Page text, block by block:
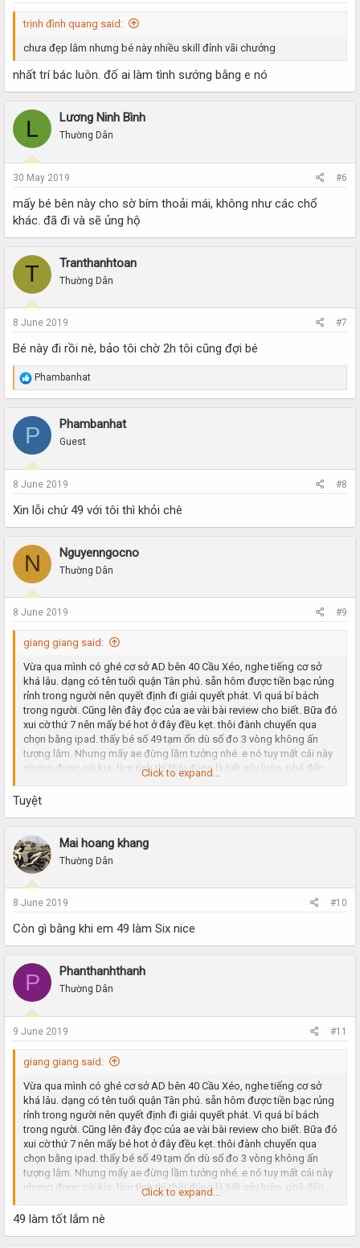
trịnh đình quang said:
chưa đẹp lắm nhưng bé này nhiều skill đỉnh vãi chưởng
nhất trí bác luôn. đố ai làm tình sướng bằng e nó
L Lương Ninh Bình
Thường Dân
30 May 2019 #6
mấy bé bên này cho sờ bím thoải mái, không như các chổ
khác. đã đi và sẽ ủng hộ
T Tranthanhtoan
Thường Dân
8 June 2019 #7
Bé này đi rồi nè, bảo tôi chờ 2h tôi cũng đợi bé
R
e
a
c
t
o
n
s
Phambanhat
P Phambanhat
Guest
8 June 2019 #8
Xin lỗi chứ 49 với tôi thì khỏi chê
N Nguyenngocno
Thường Dân
8 June 2019 #9
giang giang said:
Vừa qua mình có ghé cơ sở AD bên 40 Cầu Xéo, nghe tiếng cơ sở
khá lâu. dạng có tên tuổi quận Tân phú. sẵn hôm được tiền bạc rủng
rỉnh trong người nên quyết định đi giải quyết phát. Vì quá bí bách
trong người. Cũng lên đây đọc của ae vài bài review cho biết. Bữa đó
xui cờ thứ 7 nên mấy bé hot ở đây đều kẹt. thôi đành chuyển qua
chọn bằng ipad. thấy bé số 49 tạm ổn dù số đo 3 vòng không ấn
tượng lắm. Nhưng mấy ae đừng lầm tưởng nhé. e nó tuy mất cái này
nhưng được cái kia. làm tình thì thôi đúng là hết sảy luôn. phê đến
phút cuối cùng. nói chuyện lại dễ thương nữa, chiều chuộng hết mình
nhé ae. ông nào muốn kiểu như người yêu là đúng bé.
phải bàn nữa. các ae cứ kiểm
nghiệm nhé
Click to expand...
Tuyệt
Mai hoang khang
Thường Dân
8 June 2019 #10
Còn gì bằng khi em 49 làm Six nice
P Phanthanhthanh
Thường Dân
9 June 2019 #11
giang giang said:
Vừa qua mình có ghé cơ sở AD bên 40 Cầu Xéo, nghe tiếng cơ sở
khá lâu. dạng có tên tuổi quận Tân phú. sẵn hôm được tiền bạc rủng
rỉnh trong người nên quyết định đi giải quyết phát. Vì quá bí bách
trong người. Cũng lên đây đọc của ae vài bài review cho biết. Bữa đó
xui cờ thứ 7 nên mấy bé hot ở đây đều kẹt. thôi đành chuyển qua
chọn bằng ipad. thấy bé số 49 tạm ổn dù số đo 3 vòng không ấn
tượng lắm. Nhưng mấy ae đừng lầm tưởng nhé. e nó tuy mất cái này
nhưng được cái kia. làm tình thì thôi đúng là hết sảy luôn. phê đến
phút cuối cùng. nói chuyện lại dễ thương nữa, chiều chuộng hết mình
nhé ae. ông nào muốn kiểu như người yêu là đúng bé.
Click to expand...
49 làm tốt lắm nè